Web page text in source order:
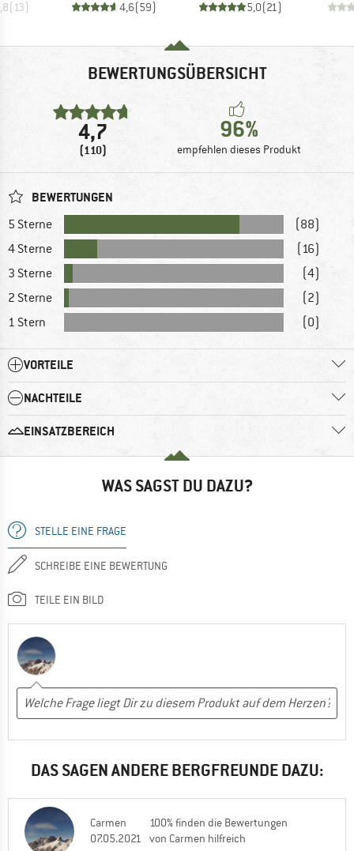
(13) 4,6(59) 5,0(21 )
BEWERTUNGSÜBERSICHT
4,7
(110)
96%
empfehlen dieses Produkt
BEWERTUNGEN
5 Sterne
(88)
4 Sterne
(16)
3 Sterne
(4)
2 Sterne
(2)
1 Stern
(0)
VORTEILE
NACHTEILE
EINSATZBEREICH
WAS SAGST DU DAZU?
STELLE EINE FRAGE
SCHREIBE EINE BEWERTUNG
TEILE EIN BILD
DAS SAGEN ANDERE BERGFREUNDE DAZU:
Carmen
07.05.2021
100% finden die Bewertungen
von Carmen hilfreich